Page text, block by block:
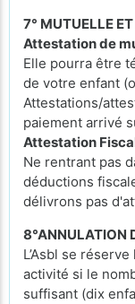
7° MUTUELLE
Attestation de
Elle pourra être
de votre enfant
Attestations/
paiement arrivé
Attestation
Ne rentrant pas
déductions
délivrons pas
8°ANNULATION
L’Asbl se
activité si le
suffisant (dix